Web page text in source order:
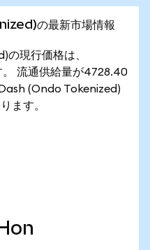
の最新市場情報
現行価格は、
。 流通供給量が4728.40
(Ondo Tokenized)
ます。